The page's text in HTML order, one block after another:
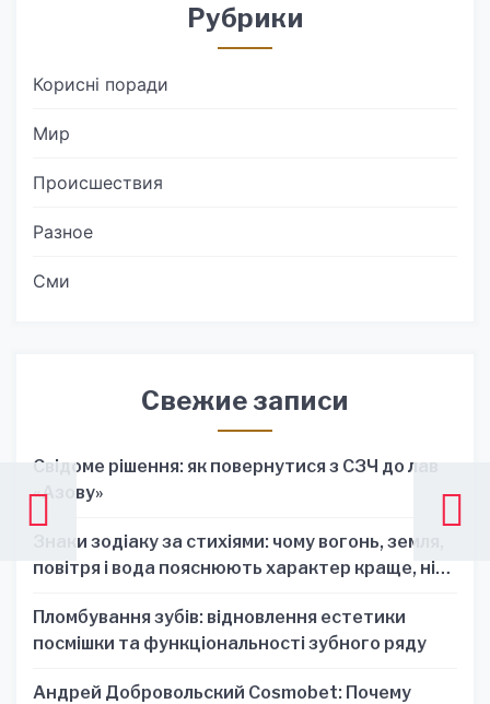
Рубрики
Корисні поради
Мир
Происшествия
Разное
Сми
Свежие записи
Свідоме рішення: як повернутися з СЗЧ до лав
«Азову»
Знаки зодіаку за стихіями: чому вогонь, земля,
повітря і вода пояснюють характер краще, ніж
Пломбування зубів: відновлення естетики
посмішки та функціональності зубного ряду
Андрей Добровольский Cosmobet: Почему